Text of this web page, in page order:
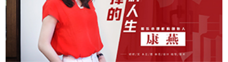
专访丨胭脂绒创始人张瑢：一路叛逆，一路成长
访谈